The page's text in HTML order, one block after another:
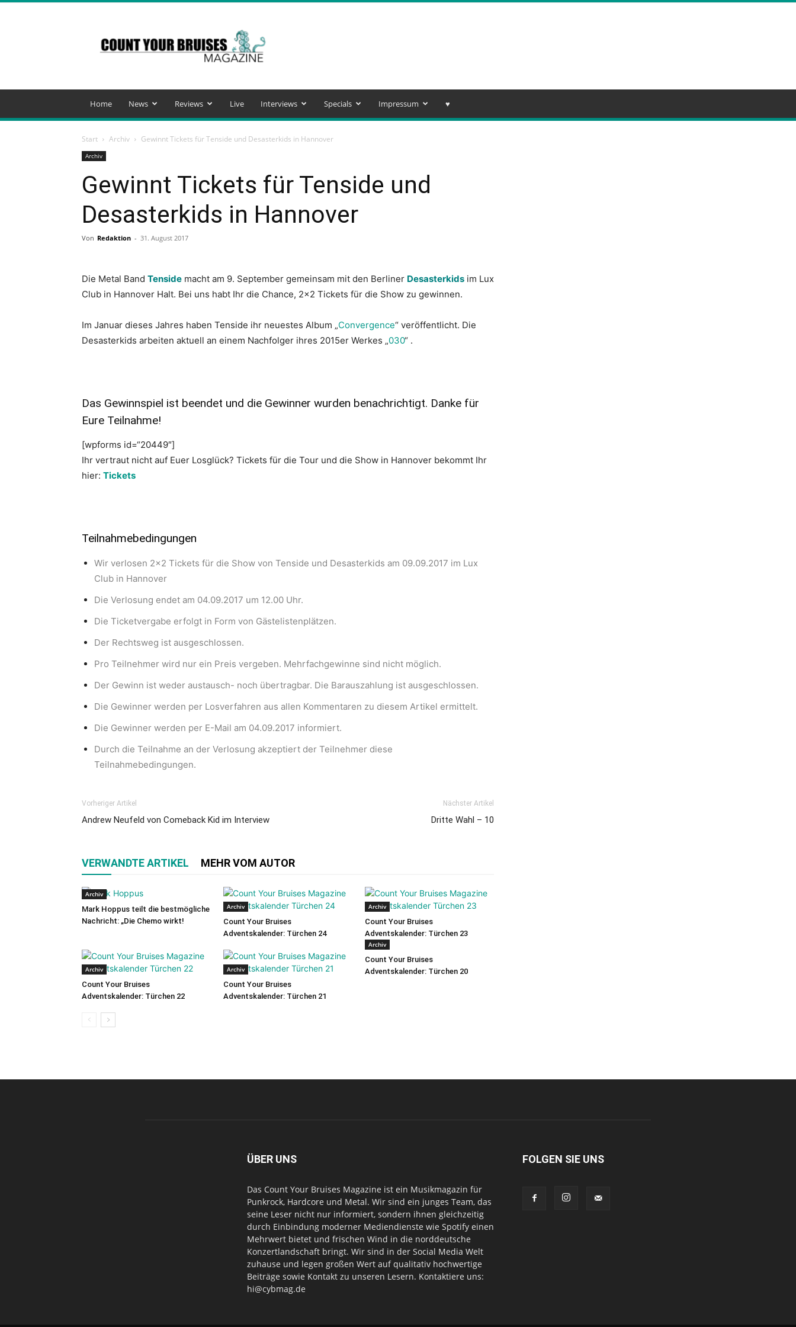
Your
Bruises
Magazine
Home News Reviews Live Interviews Specials Impressum ♥️
Start Archiv Gewinnt Tickets für Tenside und Desasterkids in Hannover
Archiv
Gewinnt Tickets für Tenside und
Desasterkids in Hannover
Von Redaktion - 31. August 2017
Die Metal Band Tenside macht am 9. September gemeinsam mit den Berliner Desasterkids im Lux
Club in Hannover Halt. Bei uns habt Ihr die Chance, 2×2 Tickets für die Show zu gewinnen.
Im Januar dieses Jahres haben Tenside ihr neuestes Album „Convergence“ veröffentlicht. Die
Desasterkids arbeiten aktuell an einem Nachfolger ihres 2015er Werkes „030“ .
Das Gewinnspiel ist beendet und die Gewinner wurden benachrichtigt. Danke für
Eure Teilnahme!
[wpforms id=“20449″]
Ihr vertraut nicht auf Euer Losglück? Tickets für die Tour und die Show in Hannover bekommt Ihr
hier: Tickets
Teilnahmebedingungen
Wir verlosen 2×2 Tickets für die Show von Tenside und Desasterkids am 09.09.2017 im Lux
Club in Hannover
Die Verlosung endet am 04.09.2017 um 12.00 Uhr.
Die Ticketvergabe erfolgt in Form von Gästelistenplätzen.
Der Rechtsweg ist ausgeschlossen.
Pro Teilnehmer wird nur ein Preis vergeben. Mehrfachgewinne sind nicht möglich.
Der Gewinn ist weder austausch- noch übertragbar. Die Barauszahlung ist ausgeschlossen.
Die Gewinner werden per Losverfahren aus allen Kommentaren zu diesem Artikel ermittelt.
Die Gewinner werden per E-Mail am 04.09.2017 informiert.
Durch die Teilnahme an der Verlosung akzeptiert der Teilnehmer diese
Teilnahmebedingungen.
Vorheriger Artikel
Andrew Neufeld von Comeback Kid im Interview
Nächster Artikel
Dritte Wahl – 10
VERWANDTE ARTIKEL MEHR VOM AUTOR
Archiv
Mark Hoppus teilt die bestmögliche
Nachricht: „Die Chemo wirkt!
Archiv
Count Your Bruises
Adventskalender: Türchen 24
Archiv
Count Your Bruises
Adventskalender: Türchen 23
Archiv
Count Your Bruises
Adventskalender: Türchen 22
Archiv
Count Your Bruises
Adventskalender: Türchen 21
Archiv
Count Your Bruises
Adventskalender: Türchen 20
ÜBER UNS
Das Count Your Bruises Magazine ist ein Musikmagazin für
Punkrock, Hardcore und Metal. Wir sind ein junges Team, das
seine Leser nicht nur informiert, sondern ihnen gleichzeitig
durch Einbindung moderner Mediendienste wie Spotify einen
Mehrwert bietet und frischen Wind in die norddeutsche
Konzertlandschaft bringt. Wir sind in der Social Media Welt
zuhause und legen großen Wert auf qualitativ hochwertige
Beiträge sowie Kontakt zu unseren Lesern. Kontaktiere uns:
hi@cybmag.de
FOLGEN SIE UNS